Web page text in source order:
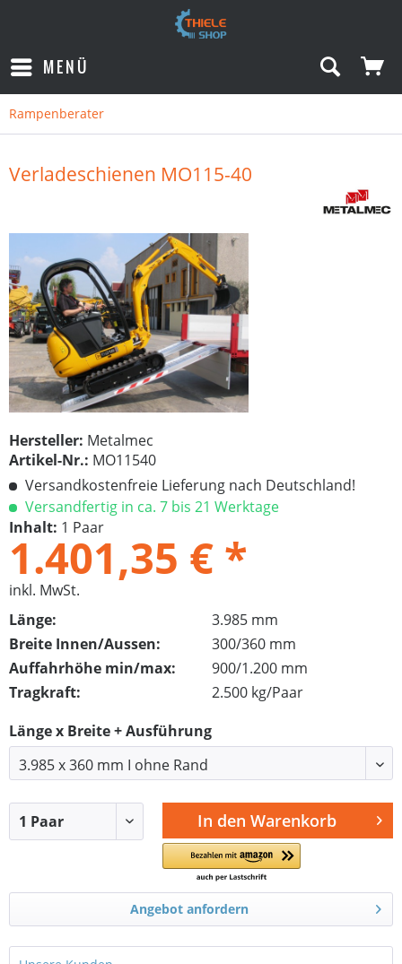
MENÜ
Rampenberater
Verladeschienen MO115-40
Hersteller: Metalmec
Artikel-Nr.: MO11540
Versandkostenfreie Lieferung nach Deutschland!
Versandfertig in ca. 7 bis 21 Werktage
Inhalt: 1 Paar
1.401,35 € *
inkl. MwSt.
Länge:
3.985 mm
Breite Innen/Aussen:
300/360 mm
Auffahrhöhe min/max:
900/1.200 mm
Tragkraft:
2.500 kg/Paar
Länge x Breite + Ausführung
In den Warenkorb
Angebot anfordern